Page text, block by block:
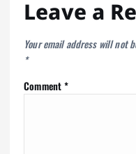
Leave a
Your email address will not
*
Comment*